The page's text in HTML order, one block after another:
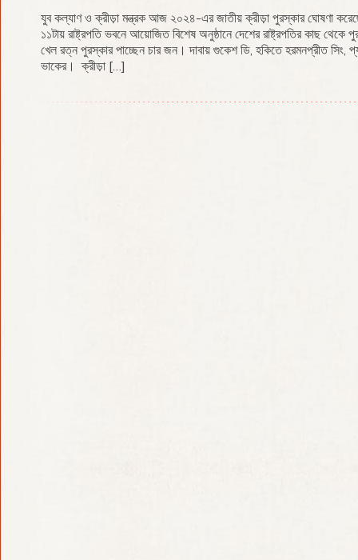
যুব কল্যাণ ও ক্রীড়া মন্ত্রক আজ ২০২৪-এর জাতীয় ক্রীড়া পুরস্কার ঘোষণা
১১টায় রাষ্ট্রপতি ভবনে আয়োজিত বিশেষ অনুষ্ঠানে দেশের রাষ্ট্রপতির কাছ
খেল রত্ন পুরস্কার পাচ্ছেন চার জন। দাবায় গুকেশ ডি, হকিতে হরমনপ্রীত সিং,
ভাকের। ক্রীড়া […]